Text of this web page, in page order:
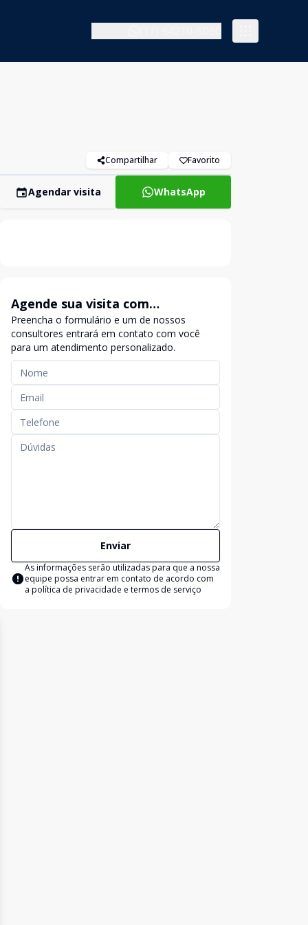
Compartilhar Favorito
Agendar visita WhatsApp
Agende sua visita com
exclusividade
Preencha o formulário e um de nossos
consultores entrará em contato com você
para um atendimento personalizado.
Enviar
As informações serão utilizadas para que a nossa
equipe possa entrar em contato de acordo com
a política de privacidade e termos de serviço